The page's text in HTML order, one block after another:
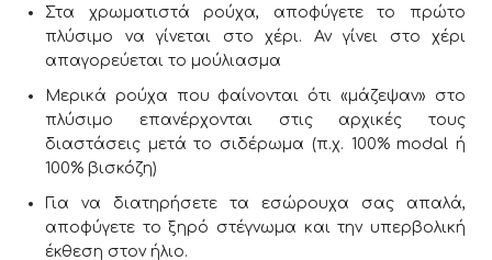
Στα χρωματιστά ρούχα, αποφύγετε το πρώτο
πλύσιμο να γίνεται στο χέρι. Αν γίνει στο χέρι
απαγορεύεται το μούλιασμα
Μερικά ρούχα που φαίνονται ότι «μάζεψαν» στο
πλύσιμο επανέρχονται στις αρχικές τους
διαστάσεις μετά το σιδέρωμα (π.χ. 100% modal ή
100% βισκόζη)
Για να διατηρήσετε τα εσώρουχα σας απαλά,
αποφύγετε το ξηρό στέγνωμα και την υπερβολική
έκθεση στον ήλιο.